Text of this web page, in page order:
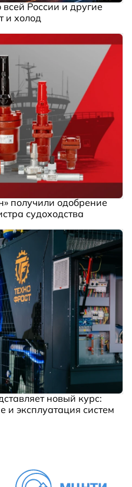
всей России и другие
и холод
получили одобрение
судоходства
новый курс:
и эксплуатация систем